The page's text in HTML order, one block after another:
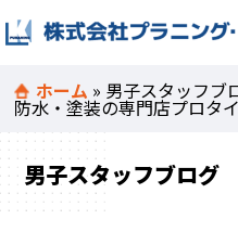
ホーム » 男子スタッフブ
防水・塗装の専門店プロタ
男子スタッフブログ